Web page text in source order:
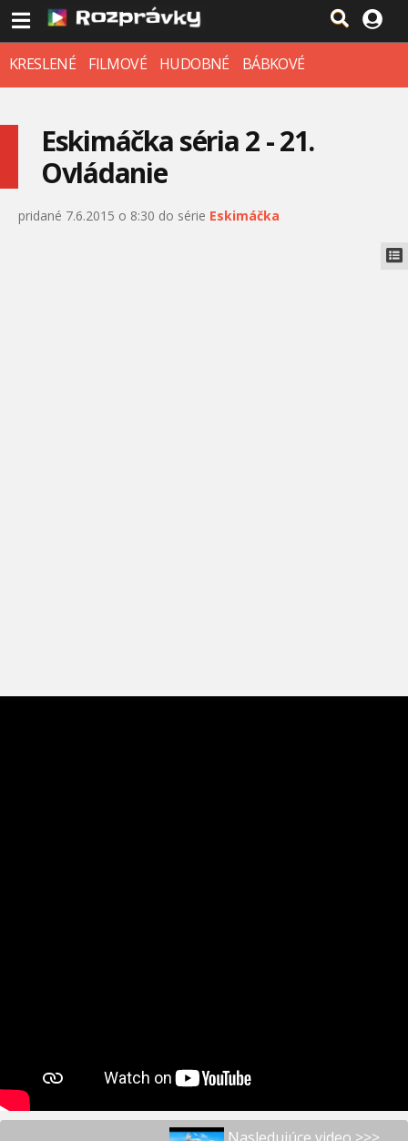
KRESLENÉ FILMOVÉ HUDOBNÉ BÁBKOVÉ
Eskimáčka séria 2 - 21.
Ovládanie
pridané 7.6.2015 o 8:30 do série Eskimáčka